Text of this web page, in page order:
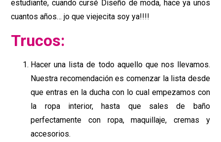
estudiante, cuando cursé Diseño de moda, hace ya unos
cuantos años… jo que viejecita soy ya!!!!
Trucos:
Hacer una lista de todo aquello que nos llevamos.
Nuestra recomendación es comenzar la lista desde
que entras en la ducha con lo cual empezamos con
la ropa interior, hasta que sales de baño
perfectamente con ropa, maquillaje, cremas y
accesorios.